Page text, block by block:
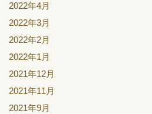
2022年4月
2022年3月
2022年2月
2022年1月
2021年12月
2021年11月
2021年9月